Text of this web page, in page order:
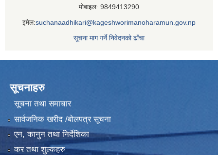
मोबाइल: 9849413290
इमेल:suchanaadhikari@kageshworimanoharamun.gov.np
सूचना माग गर्ने निवेदनको ढाँचा
सूचनाहरु
सूचना तथा समाचार
सार्वजनिक खरीद /बोलपत्र सूचना
एन, कानुन तथा निर्देशिका
कर तथा शुल्कहरु